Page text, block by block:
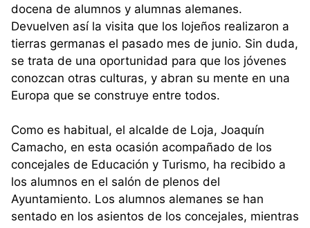
docena de alumnos y alumnas alemanes.
Devuelven así la visita que los lojeños realizaron a
tierras germanas el pasado mes de junio. Sin duda,
se trata de una oportunidad para que los jóvenes
conozcan otras culturas, y abran su mente en una
Europa que se construye entre todos.
Como es habitual, el alcalde de Loja, Joaquín
Camacho, en esta ocasión acompañado de los
concejales de Educación y Turismo, ha recibido a
los alumnos en el salón de plenos del
Ayuntamiento. Los alumnos alemanes se han
sentado en los asientos de los concejales, mientras